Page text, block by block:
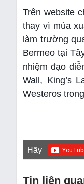
Trên website
thay vì mùa
làm trường
Bermeo tại
nhiệm đạo
Wall, King’s
Westeros
Hãy
Tin liên